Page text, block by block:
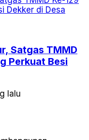
Satgas TMMD
Perkuat Besi
lalu